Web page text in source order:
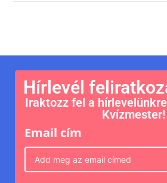
Hírlevél
Iraktozz fel a
Kvízmester!
Email cím